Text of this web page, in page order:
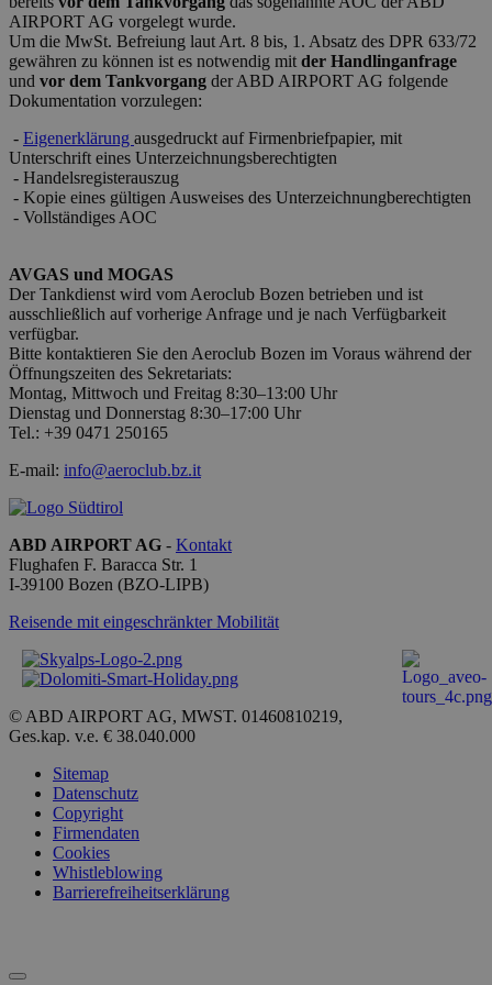
AIRPORT AG vorgelegt wurde.
Um die MwSt. Befreiung laut Art. 8 bis, 1. Absatz des DPR 633/72
gewähren zu können ist es notwendig mit der Handlinganfrage
und vor dem Tankvorgang der ABD AIRPORT AG folgende
Dokumentation vorzulegen:
- Eigenerklärung ausgedruckt auf Firmenbriefpapier, mit
Unterschrift eines Unterzeichnungsberechtigten
- Handelsregisterauszug
- Kopie eines gültigen Ausweises des Unterzeichnungberechtigten
- Vollständiges AOC
AVGAS und MOGAS
Der Tankdienst wird vom Aeroclub Bozen betrieben und ist
ausschließlich auf vorherige Anfrage und je nach Verfügbarkeit
verfügbar.
Bitte kontaktieren Sie den Aeroclub Bozen im Voraus während der
Öffnungszeiten des Sekretariats:
Montag, Mittwoch und Freitag 8:30–13:00 Uhr
Dienstag und Donnerstag 8:30–17:00 Uhr
Tel.: +39 0471 250165
E-mail: info@aeroclub.bz.it
ABD AIRPORT AG - Kontakt
Flughafen F. Baracca Str. 1
I-39100 Bozen (BZO-LIPB)
Reisende mit eingeschränkter Mobilität
© ABD AIRPORT AG, MWST. 01460810219,
Ges.kap. v.e. € 38.040.000
Sitemap
Datenschutz
Copyright
Firmendaten
Cookies
Whistleblowing
Barrierefreiheitserklärung
Benutzeranmeldung und die Kontoverwaltung.
Ohne die unbedingt erforderlichen Cookies kann die
Website nicht ordnungsgemäß verwendet werden.
Name
Anbieter /
Ablaufdatum
PHPSESSID
PHP.net
bolzanoairport.it
Sitzung
[abcdef0123456789]
{32}
bolzanoairport.it
CookieScriptConsent
5 Monate 3
Wochen
viene
servizio
Datenschutzerklärung